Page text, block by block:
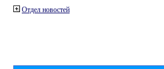
Отдел новостей